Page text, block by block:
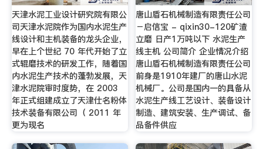
天津水泥工业设计研究院有限公
司天津水泥院作为国内水泥生产
线设计和主机装备的龙头企业，
早在上个世纪 70 年代开始了立
式辊磨技术的研发工作，随着国
内水泥生产技术的蓬勃发展，天
津水泥院审时度势，在 2003
年正式组建成立了天津仕名粉体
技术装备有限公司（ 2011 年
更为现名
唐山盾石机械制造有限责任公司
－启信宝 - qixin30-120矿渣
立磨 日产1万吨以下 水泥生产
线主机 公司简介 企业情况介绍
唐山盾石机械制造有限责任公司
前身是1910年建厂的唐山水泥
机械厂。公司是国内一的具备从
水泥生产线工艺设计、装备设计
制造、建筑安装、生产调试、备
品备件供应